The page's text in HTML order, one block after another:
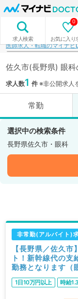
求人検索 お気に入り
0
医師求人・転職のマイナビ
佐久市(長野県) 眼
求人数1 件※非公開求人
常勤
選択中の検索条件
長野県佐久市・眼科
非常勤(アルバイト)
【長野県／佐久
ト！新幹線代の
勤務となります（
1日10万円以上 時給